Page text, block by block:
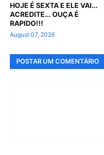
HOJE É SEXTA E ELE VAI...
ACREDITE... OUÇA É
RAPIDO!!!
August 07, 2026
POSTAR UM COMENTÁRIO